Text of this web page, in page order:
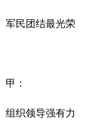
军民团结最光荣
甲：
组织领导强有力